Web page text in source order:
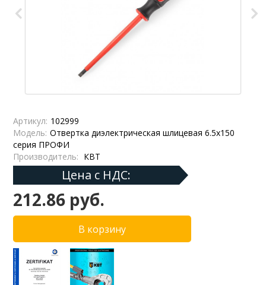
Артикул: 102999
Модель: Отвертка диэлектрическая шлицевая 6.5х150
серия ПРОФИ
Производитель: КВТ
Цена с НДС:
212.86 руб.